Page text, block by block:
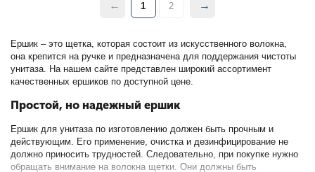
Ершик – это щетка, которая состоит из искусственного волокна,
она крепится на ручке и предназначена для поддержания чистоты
унитаза. На нашем сайте представлен широкий ассортимент
качественных ершиков по доступной цене.
Простой, но надежный ершик
Ершик для унитаза по изготовлению должен быть прочным и
действующим. Его применение, очистка и дезинфицирование не
должно приносить трудностей. Следовательно, при покупке нужно
обращать внимание на волокна щетки. Они должны быть
1 2